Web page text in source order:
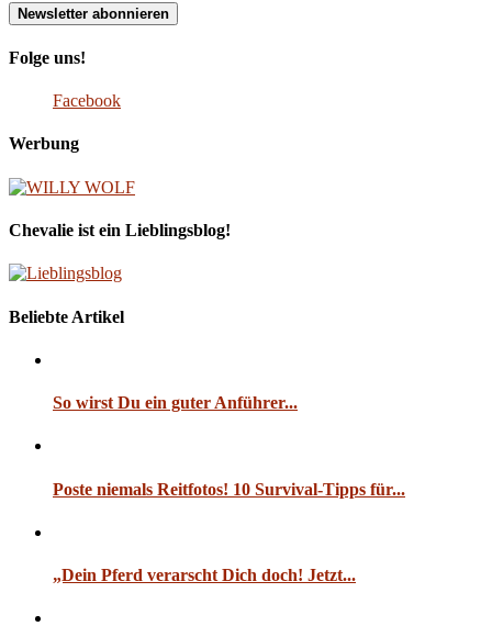
Folge uns!
Facebook
Werbung
Chevalie ist ein Lieblingsblog!
Beliebte Artikel
So wirst Du ein guter Anführer...
Poste niemals Reitfotos! 10 Survival-Tipps für...
„Dein Pferd verarscht Dich doch! Jetzt...